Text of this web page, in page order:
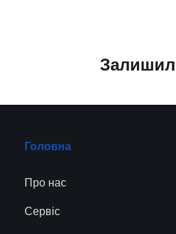
Головна
Про нас
Сервіc